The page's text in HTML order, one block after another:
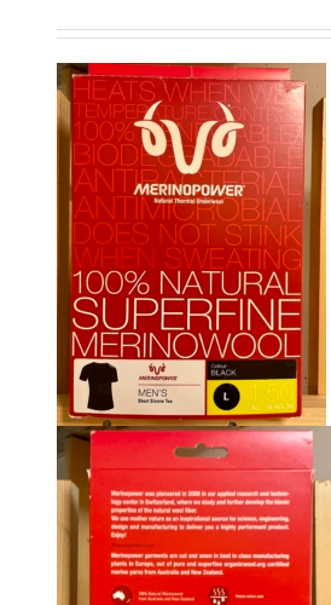
initial
était :
CHF 85.00.